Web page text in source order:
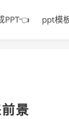
PPT👈 ppt模
景